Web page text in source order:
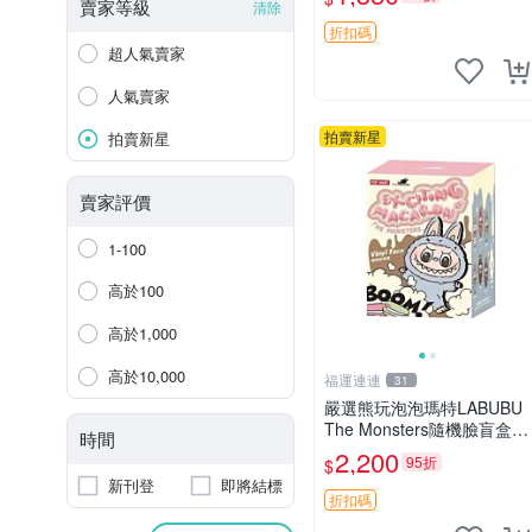
賣家等級 清除
超人氣賣家
人氣賣家
拍賣新星
賣家評價
1-100
高於100
高於1,000
高於10,000
時間
新刊登 即將結標
如圖。所見即所得，毛絨精
品嚴選推薦。 中古收藏
折扣碼
拍賣新星
福運連連 31
嚴選熊玩泡泡瑪特LABUBU
The Monsters隨機臉盲盒，
萌趣馬卡龍設計 芝麻豆豆 L
ABUBU LABUBU THE MO
NSTERS 橙色豆
$2,200 95折
折扣碼